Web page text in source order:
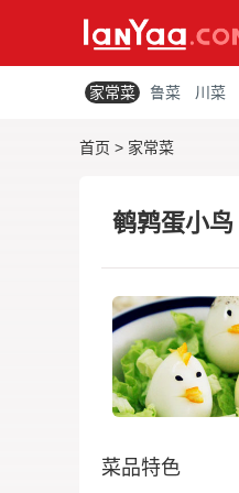
家常菜 鲁菜 川菜
首页 > 家常菜
鹌鹑蛋小鸟
菜品特色